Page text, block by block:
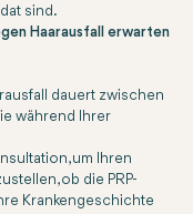
sind.
Haarausfall erwarten
dauert zwischen
während Ihrer
um Ihren
ob die PRP-
Krankengeschichte